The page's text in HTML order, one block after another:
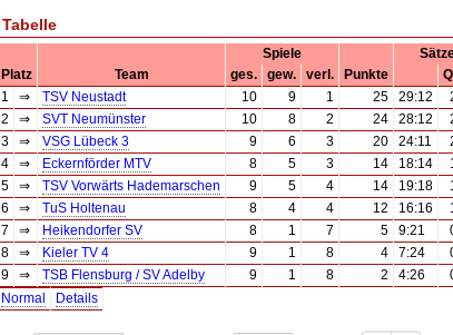
Tabelle
Spiele
Platz
Team ges. gew. verl. Punkte
1
⇒ TSV Neustadt 10 9 1 25 29:12
2
⇒ SVT Neumünster 10 8 2 24 28:12
3
⇒ VSG Lübeck 3 9 6 3 20 24:11
4
⇒ Eckernförder MTV 8 5 3 14 18:14
5
⇒ TSV Vorwärts Hademarschen 9 5 4 14 19:18
6
⇒ TuS Holtenau 8 4 4 12 16:16
7
⇒ Heikendorfer SV 8 1 7 5 9:21
8
⇒ Kieler TV 4 9 1 8 4 7:24
9
⇒ TSB Flensburg / SV Adelby 9 1 8 2 4:26
Normal
Details